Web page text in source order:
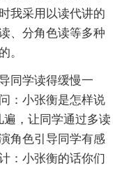
我采用以读代讲的
、分角色读等多种
。
同学读得缓慢一
：小张衡是怎样说
遍，让同学通过多读
角色引导同学有感
：小张衡的话你们